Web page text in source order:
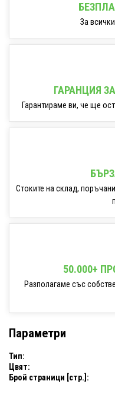
За
ГАРАНЦИЯ
Гарантираме ви, че ще
Стоките на склад,
50.000+
Разполагаме със
Параметри
Тип:
Цвят:
Брой страници [стр.]: